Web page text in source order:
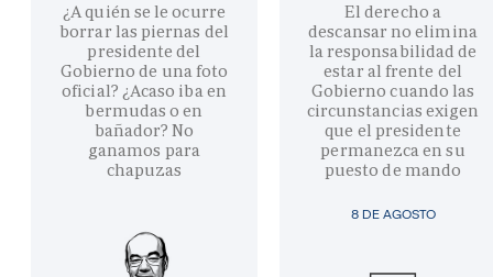
¿A quién se le ocurre
borrar las piernas del
presidente del
Gobierno de una foto
oficial? ¿Acaso iba en
bermudas o en
bañador? No
ganamos para
chapuzas
8 DE AGOSTO
El derecho a
descansar no elimina
la responsabilidad de
estar al frente del
Gobierno cuando las
circunstancias exigen
que el presidente
permanezca en su
puesto de mando